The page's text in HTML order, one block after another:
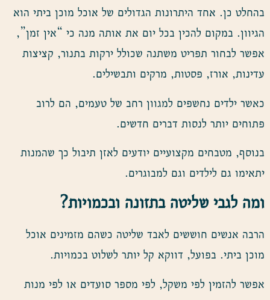
בהחלט כן. אחד היתרונות הגדולים של אוכל מוכן ביתי הוא
הגיוון. במקום להכין בכל יום את אותה מנה כי “אין זמן”,
אפשר לבחור תפריט משתנה שכולל ירקות בתנור, קציצות
עדינות, אורז, פסטות, מרקים ותבשילים.
כאשר ילדים נחשפים למגוון רחב של טעמים, הם לרוב
פתוחים יותר לנסות דברים חדשים.
בנוסף, מטבחים מקצועיים יודעים לאזן תיבול כך שהמנות
יתאימו גם לילדים וגם למבוגרים.
ומה לגבי שליטה בתזונה ובכמויות?
הרבה אנשים חוששים לאבד שליטה כשהם מזמינים אוכל
מוכן ביתי. בפועל, דווקא קל יותר לשלוט בכמויות.
אפשר להזמין לפי משקל, לפי מספר סועדים או לפי מנות